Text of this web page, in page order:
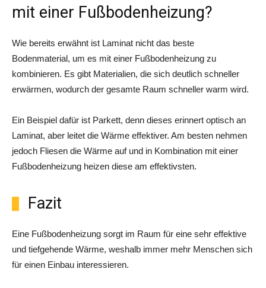
mit einer Fußbodenheizung?
Wie bereits erwähnt ist Laminat nicht das beste
Bodenmaterial, um es mit einer Fußbodenheizung zu
kombinieren. Es gibt Materialien, die sich deutlich schneller
erwärmen, wodurch der gesamte Raum schneller warm wird.
Ein Beispiel dafür ist Parkett, denn dieses erinnert optisch an
Laminat, aber leitet die Wärme effektiver. Am besten nehmen
jedoch Fliesen die Wärme auf und in Kombination mit einer
Fußbodenheizung heizen diese am effektivsten.
Fazit
Eine Fußbodenheizung sorgt im Raum für eine sehr effektive
und tiefgehende Wärme, weshalb immer mehr Menschen sich
für einen Einbau interessieren.